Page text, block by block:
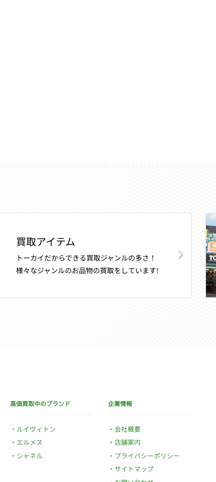
買取アイテム
トーカイだからできる買取ジャンルの多さ！
様々なジャンルのお品物の買取をしています!
高価買取中のブランド
ルイヴィトン
エルメス
シャネル
企業情報
会社概要
店舗案内
プライバシーポリシー
サイトマップ